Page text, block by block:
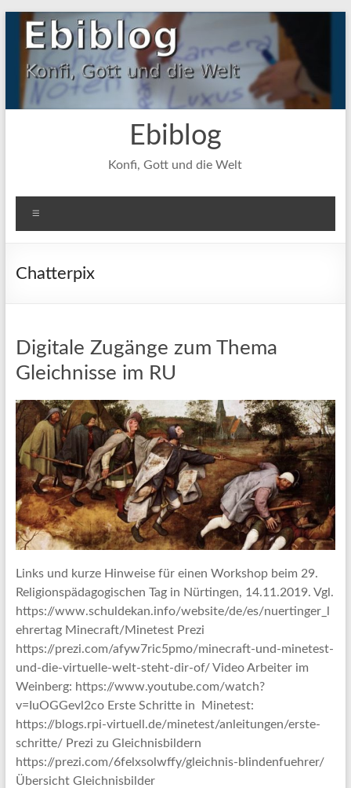
Zum
Inhalt
springen
Ebiblog
Konfi, Gott und die Welt
Chatterpix
Digitale Zugänge zum Thema
Gleichnisse im RU
Links und kurze Hinweise für einen Workshop beim 29.
Religionspädagogischen Tag in Nürtingen, 14.11.2019. Vgl.
https://www.schuldekan.info/website/de/es/nuertinger_l
ehrertag Minecraft/Minetest Prezi
https://prezi.com/afyw7ric5pmo/minecraft-und-minetest-
und-die-virtuelle-welt-steht-dir-of/ Video Arbeiter im
Weinberg: https://www.youtube.com/watch?
v=IuOGGevl2co Erste Schritte in Minetest:
https://blogs.rpi-virtuell.de/minetest/anleitungen/erste-
schritte/ Prezi zu Gleichnisbildern
https://prezi.com/6felxsolwffy/gleichnis-blindenfuehrer/
Übersicht Gleichnisbilder